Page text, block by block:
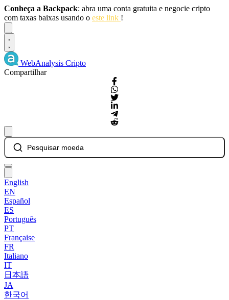
Conheça a Backpack: abra uma conta gratuita e negocie cripto
com taxas baixas usando o este link !
WebAnalysis Cripto
Compartilhar
Pesquisar moeda
English
EN
Español
ES
Português
PT
Française
FR
Italiano
IT
日本語
JA
한국어